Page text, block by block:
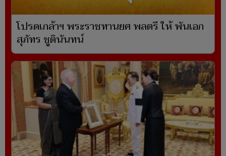
โปรดเกล้าฯ พระราชทานยศ พลตรี ให้ พันเอก
สุภัทร ชูตินันทน์